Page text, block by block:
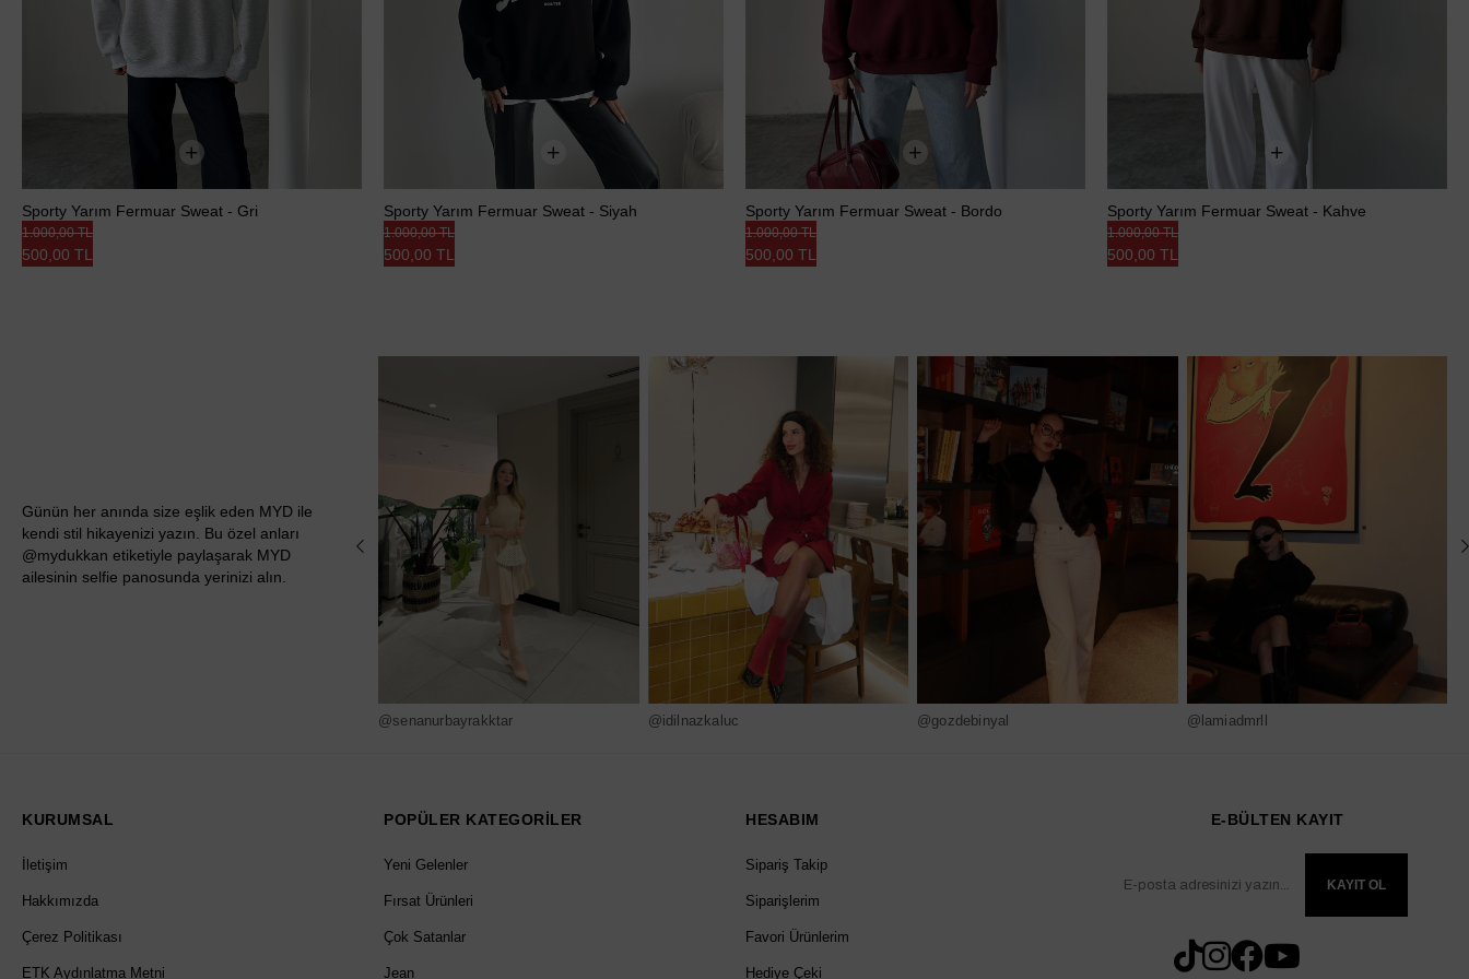
Sporty Yarım Fermuar Sweat - Gri
500,00 TL
1.000,00 TL
Sporty Yarım Fermuar Sweat - Siyah
500,00 TL
1.000,00 TL
Sporty Yarım Fermuar Sweat - Bordo
500,00 TL
1.000,00 TL
Sporty Yarım Fermuar Sweat - Kahve
500,00 TL
1.000,00 TL
Günün her anında size eşlik eden MYD ile
kendi stil hikayenizi yazın. Bu özel anları
@mydukkan etiketiyle paylaşarak MYD
ailesinin selfie panosunda yerinizi alın.
@senanurbayrakktar @idilnazkaluc @gozdebinyal @lamiadmrll
KURUMSAL
İletişim
Hakkımızda
Çerez Politikası
ETK Aydınlatma Metni
POPÜLER KATEGORİLER
Yeni Gelenler
Fırsat Ürünleri
Çok Satanlar
Jean
HESABIM
Sipariş Takip
Siparişlerim
Favori Ürünlerim
Hediye Çeki
E-BÜLTEN KAYIT
KAYIT OL